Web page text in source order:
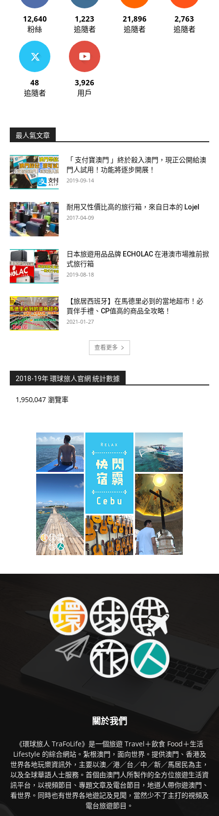
12,640
粉絲
1,223
追隨者
21,896
追隨者
2,763
追隨者
48
追隨者
3,926
用戶
最人氣文章
「 支付寶澳門 」終於殺入澳門，現正公開給澳
門人試用！功能將逐步開展！
2019-09-14
耐用又性價比高的旅行箱，來自日本的 Lojel
2017-04-09
日本旅遊用品品牌 ECHOLAC 在港澳市場推前掀
式旅行箱
2019-08-18
【旅居西班牙】在馬德里必到的當地超市！必
買伴手禮、CP值高的商品全攻略！
2021-01-27
查看更多
2018-19年 環球旅人官網 統計數據
1,950,047 瀏覽率
關於我們
《環球旅人 TraFoLife》是一個旅遊 Travel＋飲食 Food＋生活
Lifestyle 的綜合網站。紮根澳門，面向世界。提供澳門、香港及
世界各地玩樂資訊外，主要以澳／港／台／中／新／馬居民為主，
以及全球華語人士服務。首個由澳門人所製作的全方位旅遊生活資
訊平台，以視頻節目、專題文章及電台節目，地道人帶你遊澳門、
看世界。同時也有世界各地遊記及見聞，當然少不了主打的視頻及
電台旅遊節目。